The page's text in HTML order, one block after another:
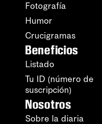
Fotografía
Humor
Crucigramas
Beneficios
Listado
Tu ID (número de
suscripción)
Nosotros
Sobre la diaria